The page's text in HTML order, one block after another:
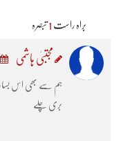
براہ راست 1 تبصرہ
مجتبیٰ ہاشمی
ہم سے بھی اس بساط
بری چلے